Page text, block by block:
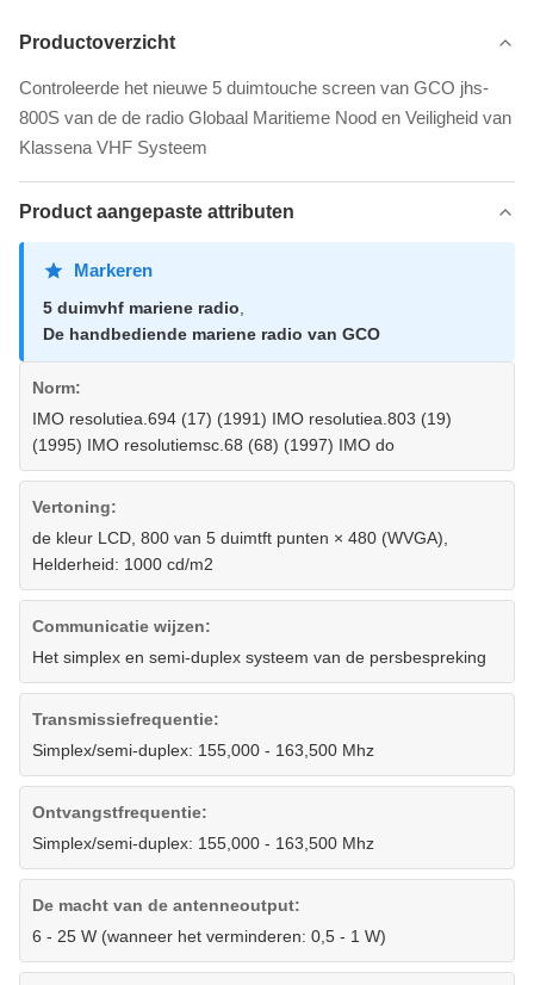
Productoverzicht
Controleerde het nieuwe 5 duimtouche screen van GCO jhs-
800S van de de radio Globaal Maritieme Nood en Veiligheid van
Klassena VHF Systeem
Product aangepaste attributen
Markeren
5 duimvhf mariene radio,
De handbediende mariene radio van GCO
Norm:
IMO resolutiea.694 (17) (1991) IMO resolutiea.803 (19)
(1995) IMO resolutiemsc.68 (68) (1997) IMO do
Vertoning:
de kleur LCD, 800 van 5 duimtft punten × 480 (WVGA),
Helderheid: 1000 cd/m2
Communicatie wijzen:
Het simplex en semi-duplex systeem van de persbespreking
Transmissiefrequentie:
Simplex/semi-duplex: 155,000 - 163,500 Mhz
Ontvangstfrequentie:
Simplex/semi-duplex: 155,000 - 163,500 Mhz
De macht van de antenneoutput:
6 - 25 W (wanneer het verminderen: 0,5 - 1 W)